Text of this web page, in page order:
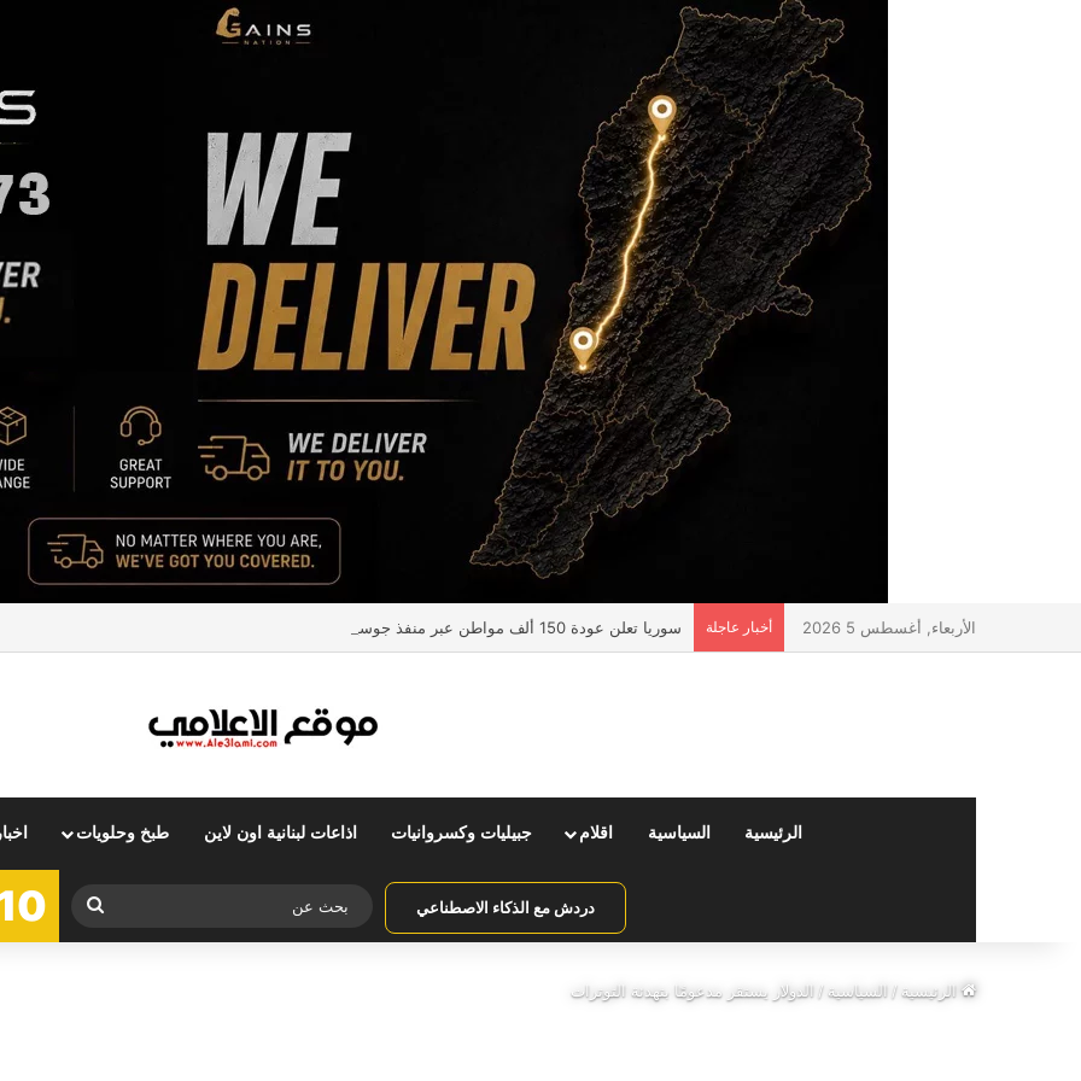
الأربعاء, أغسطس 5 2026 أخبار عاجلة سوريا تعلن عودة 150 ألف مواطن عبر منفذ جوسية مع لبنان
الرئيسية السياسية اقلام جبيليات وكسروانيات اذاعات لبنانية اون لاين طبخ وحلويات
دردش مع الذكاء الاصطناعي
بحث
عن
الرئيسية/ السياسية/ الدولار يستقر مدعومًا بتهدئة التوترات